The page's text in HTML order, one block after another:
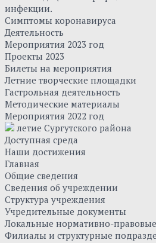
инфекции.
Симптомы коронавируса
Деятельность
Мероприятия 2023 год
Проекты 2023
Билеты на мероприятия
Летние творческие площадки
Гастрольная деятельность
Методические материалы
Мероприятия 2022 год
летие Сургутского района
Доступная среда
Наши достижения
Главная
Общие сведения
Сведения об учреждении
Структура учреждения
Учредительные документы
Локальные нормативно-
Филиалы и структурные